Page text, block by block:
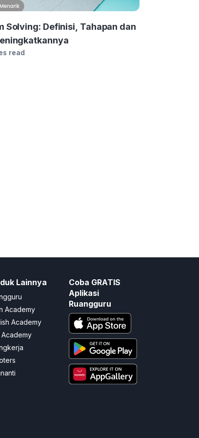
Solving: Definisi, Tahapan dan
read
Lainnya
Academy
Academy
Academy
Coba GRATIS
Aplikasi
Ruangguru